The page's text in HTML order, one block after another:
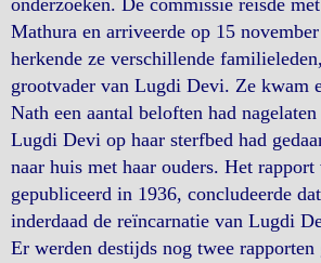
onderzoeken. De commissie reisde
Mathura en arriveerde op 15
herkende ze verschillende
grootvader van Lugdi Devi. Ze kwam
Nath een aantal beloften had
Lugdi Devi op haar sterfbed had
naar huis met haar ouders. Het
gepubliceerd in 1936, concludeerde
inderdaad de reïncarnatie van Lugdi
Er werden destijds nog twee rapporten